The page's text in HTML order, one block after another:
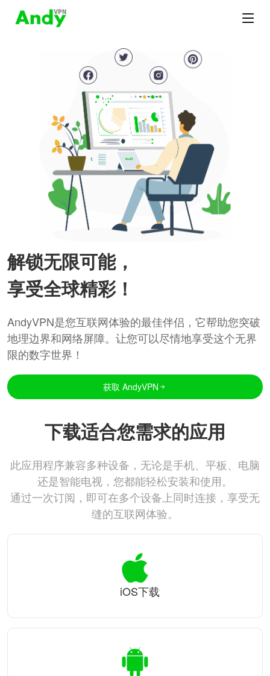
解锁无限可能，
享受全球精彩！
AndyVPN是您互联网体验的最佳伴侣，它帮助您突破
地理边界和网络屏障。让您可以尽情地享受这个无界
限的数字世界！
获取 AndyVPN
下载适合您需求的应用
此应用程序兼容多种设备，无论是手机、平板、电脑
还是智能电视，您都能轻松安装和使用。
通过一次订阅，即可在多个设备上同时连接，享受无
缝的互联网体验。
iOS下载